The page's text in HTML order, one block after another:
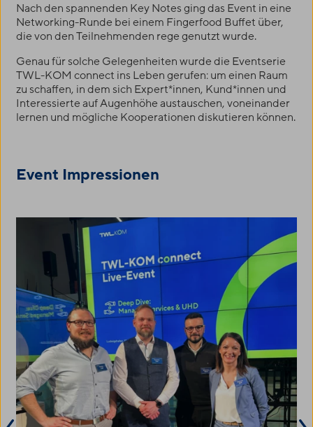
Nach den spannenden Key Notes ging das Event in eine
Networking-Runde bei einem Fingerfood Buffet über,
die von den Teilnehmenden rege genutzt wurde.
Genau für solche Gelegenheiten wurde die Eventserie
TWL-KOM connect ins Leben gerufen: um einen Raum
zu schaffen, in dem sich Expert*innen, Kund*innen und
Interessierte auf Augenhöhe austauschen, voneinander
lernen und mögliche Kooperationen diskutieren können.
Event Impressionen